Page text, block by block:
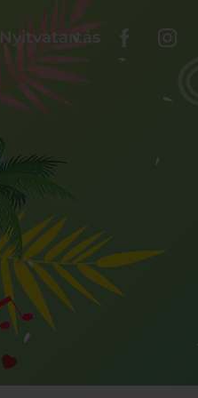
Nyitvatartás